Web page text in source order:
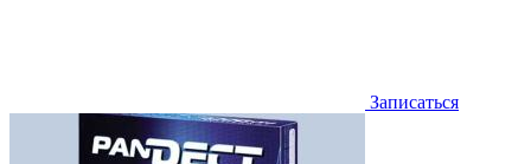
Записаться